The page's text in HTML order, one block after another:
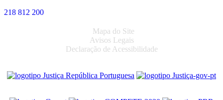
218 812 200
Mapa do Site
Avisos Legais
Declaração de Acessibilidade